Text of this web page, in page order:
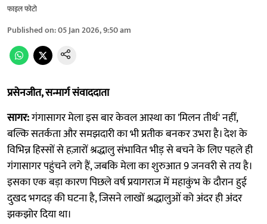
फाइल फोटो
Published on:05 Jan 2026, 9:50 am
प्रसेनजीत, सन्मार्ग संवाददाता
सागर:गंगासागर मेला इस बार केवल आस्था का 'मिलन तीर्थ' नहीं,
बल्कि सतर्कता और समझदारी का भी प्रतीक बनकर उभरा है। देश के
विभिन्न हिस्सों से हज़ारों श्रद्धालु संभावित भीड़ से बचने के लिए पहले ही
गंगासागर पहुंचने लगे हैं, जबकि मेला का शुरुआत 9 जनवरी से तय है।
इसका एक बड़ा कारण पिछले वर्ष प्रयागराज में महाकुंभ के दौरान हुई
दुखद भगदड़ की घटना है, जिसने लाखों श्रद्धालुओं को अंदर ही अंदर
झकझोर दिया था।